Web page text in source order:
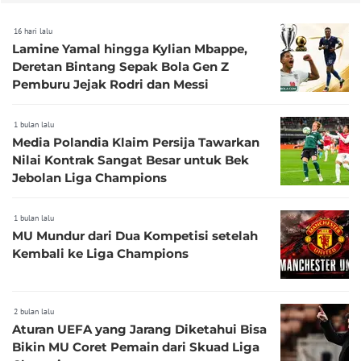
16 hari lalu
Lamine Yamal hingga Kylian Mbappe,
Deretan Bintang Sepak Bola Gen Z
Pemburu Jejak Rodri dan Messi
1 bulan lalu
Media Polandia Klaim Persija Tawarkan
Nilai Kontrak Sangat Besar untuk Bek
Jebolan Liga Champions
1 bulan lalu
MU Mundur dari Dua Kompetisi setelah
Kembali ke Liga Champions
2 bulan lalu
Aturan UEFA yang Jarang Diketahui Bisa
Bikin MU Coret Pemain dari Skuad Liga